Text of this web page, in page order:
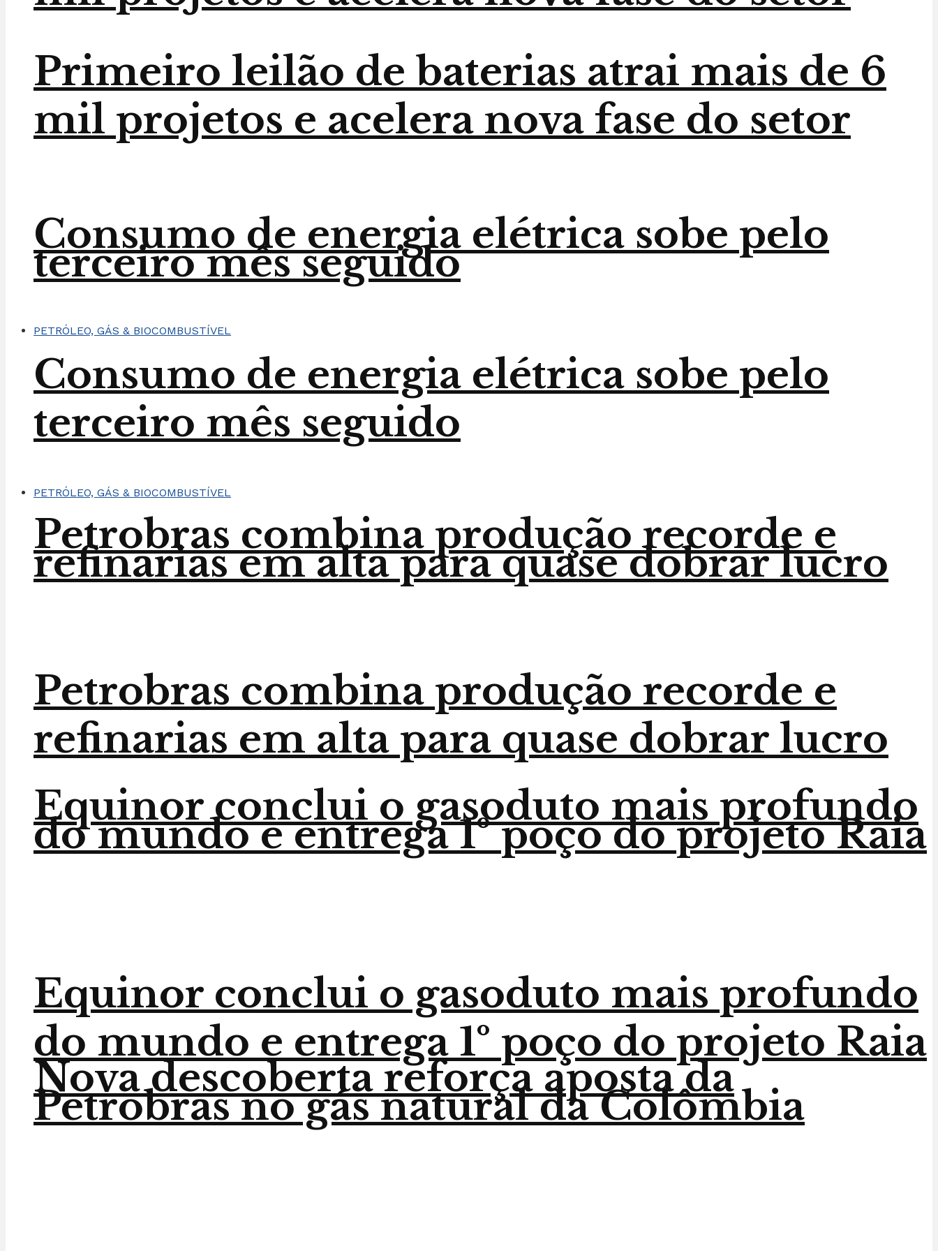
Consumo de energia elétrica sobe pelo
terceiro mês seguido
PETRÓLEO, GÁS & BIOCOMBUSTÍVEL
Petrobras combina produção recorde e
refinarias em alta para quase dobrar lucro
Equinor conclui o gasoduto mais profundo
do mundo e entrega 1º poço do projeto Raia
Nova descoberta reforça aposta da
Petrobras no gás natural da Colômbia
Primeiro leilão de baterias atrai mais de 6
mil projetos e acelera nova fase do setor
Consumo de energia elétrica sobe pelo
terceiro mês seguido
PETRÓLEO, GÁS & BIOCOMBUSTÍVEL
Petrobras combina produção recorde e
refinarias em alta para quase dobrar lucro
Equinor conclui o gasoduto mais profundo
do mundo e entrega 1º poço do projeto Raia